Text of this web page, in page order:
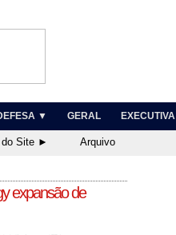
▼ GERAL EXECUTIVA
do Site ► Arquivo
expansão de